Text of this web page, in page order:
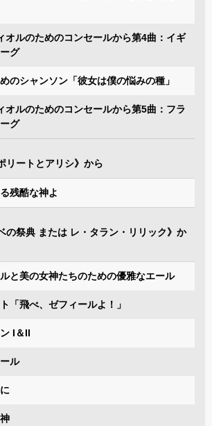
オルのためのコンセールから第4曲：イギ
グ
のシャンソン「彼女は僕の悩みの種」
オルのためのコンセールから第5曲：フラ
グ
リートとアリシ》から
残酷な神よ
の祭典 または レ・タラン・リリック》か
と美の女神たちのための優雅なエール
「飛べ、ゼフィールよ！」
I＆II
ル